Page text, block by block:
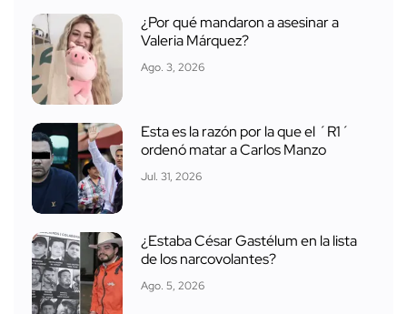
¿Por qué mandaron a asesinar a
Valeria Márquez?
Ago. 3, 2026
Esta es la razón por la que el ´R1´
ordenó matar a Carlos Manzo
Jul. 31, 2026
¿Estaba César Gastélum en la lista
de los narcovolantes?
Ago. 5, 2026